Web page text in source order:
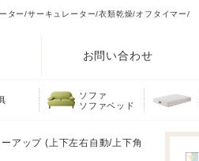
ター/サーキュレーター/衣類乾燥/オフタイマー/
お問い合わせ
ソファ
ソファベッド
アップ (上下左右自動/上下角